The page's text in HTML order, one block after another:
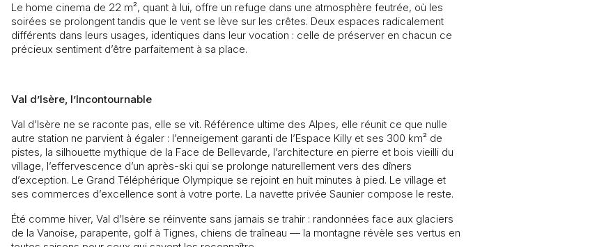
Le home cinema de 22 m², quant à lui, offre un refuge dans une atmosphère feutrée, où les
soirées se prolongent tandis que le vent se lève sur les crêtes. Deux espaces radicalement
différents dans leurs usages, identiques dans leur vocation : celle de préserver en chacun ce
précieux sentiment d’être parfaitement à sa place.
Val d’Isère, l’Incontournable
Val d’Isère ne se raconte pas, elle se vit. Référence ultime des Alpes, elle réunit ce que nulle
autre station ne parvient à égaler : l’enneigement garanti de l’Espace Killy et ses 300 km² de
pistes, la silhouette mythique de la Face de Bellevarde, l’architecture en pierre et bois vieilli du
village, l’effervescence d’un après-ski qui se prolonge naturellement vers des dîners
d’exception. Le Grand Téléphérique Olympique se rejoint en huit minutes à pied. Le village et
ses commerces d’excellence sont à votre porte. La navette privée Saunier compose le reste.
Été comme hiver, Val d’Isère se réinvente sans jamais se trahir : randonnées face aux glaciers
de la Vanoise, parapente, golf à Tignes, chiens de traîneau — la montagne révèle ses vertus en